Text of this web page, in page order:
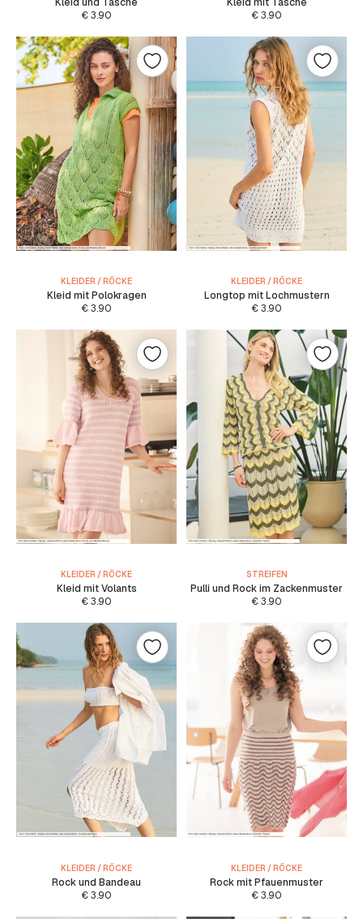
€3.90
€3.90
KLEIDER / RÖCKE
Kleid mit Polokragen
€3.90
KLEIDER / RÖCKE
Longtop mit Lochmustern
€3.90
KLEIDER / RÖCKE
Kleid mit Volants
€3.90
STREIFEN
Pulli und Rock im Zackenmuster
€3.90
KLEIDER / RÖCKE
Rock und Bandeau
€3.90
KLEIDER / RÖCKE
Rock mit Pfauenmuster
€3.90